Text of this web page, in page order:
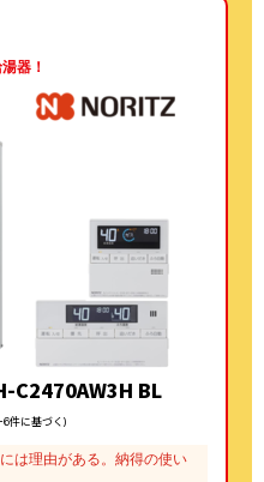
器！
C2470AW3H BL
件に基づく)
は理由がある。納得の使い